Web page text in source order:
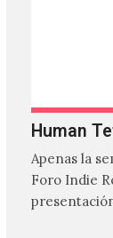
Human
Apenas la
Foro Indie